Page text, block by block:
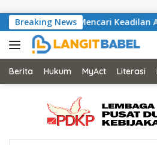
Breaking News
Saputra Mencari Keadilan
Berita Hukum MyAct Literasi